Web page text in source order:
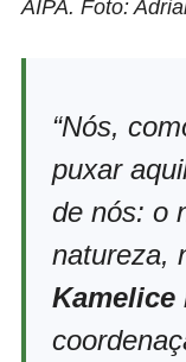
AIPA. Foto:
“Nós,
puxar
de nós: o
natureza,
Kamelice